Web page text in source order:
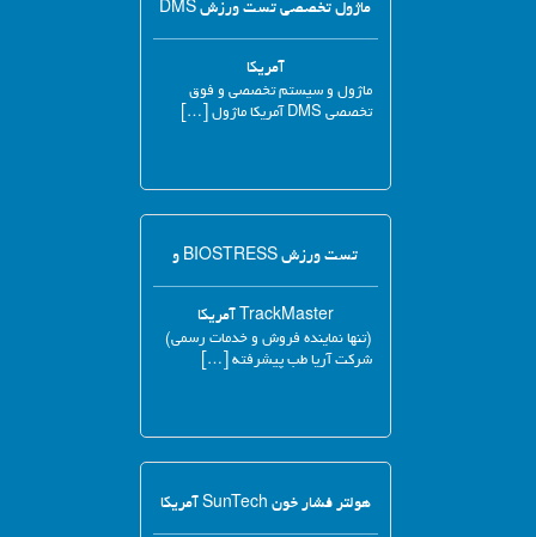
ماژول تخصصی تست ورزش DMS
آمریکا
ماژول و سیستم تخصصی و فوق
تخصصی DMS آمریکا ماژول […]
تست ورزش BIOSTRESS و
TrackMaster آمریکا
(تنها نماینده فروش و خدمات رسمی)
شرکت آریا طب پیشرفته […]
هولتر فشار خون SunTech آمریکا